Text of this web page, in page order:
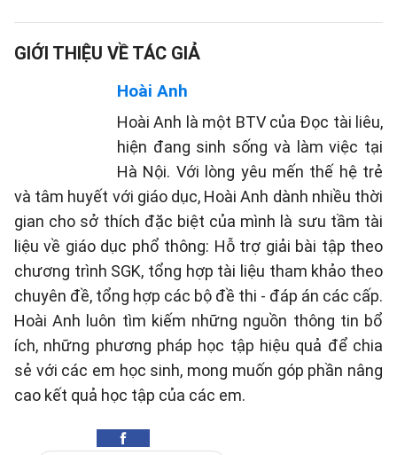
GIỚI THIỆU VỀ TÁC GIẢ
Hoài Anh
Hoài Anh là một BTV của Đọc tài liêu,
hiện đang sinh sống và làm việc tại
Hà Nội. Với lòng yêu mến thế hệ trẻ
và tâm huyết với giáo dục, Hoài Anh dành nhiều thời
gian cho sở thích đặc biệt của mình là sưu tầm tài
liệu về giáo dục phổ thông: Hỗ trợ giải bài tập theo
chương trình SGK, tổng hợp tài liệu tham khảo theo
chuyên đề, tổng hợp các bộ đề thi - đáp án các cấp.
Hoài Anh luôn tìm kiếm những nguồn thông tin bổ
ích, những phương pháp học tập hiệu quả để chia
sẻ với các em học sinh, mong muốn góp phần nâng
cao kết quả học tập của các em.